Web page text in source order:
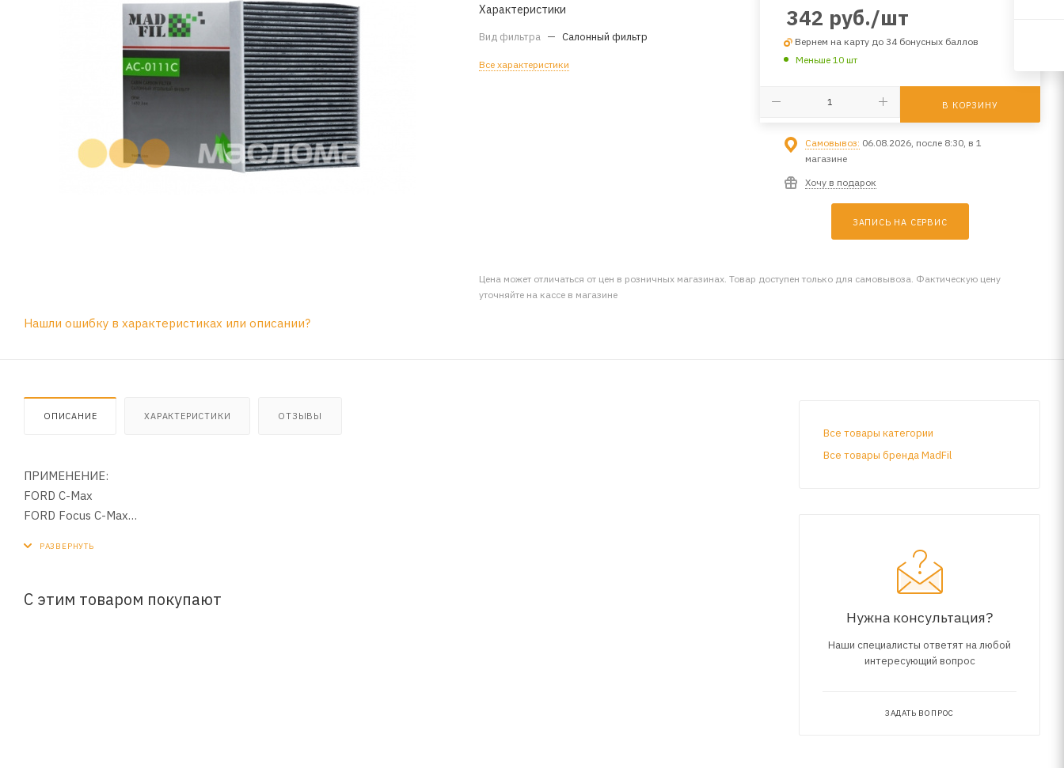
Характеристики
Вид фильтра — Салонный фильтр
Все характеристики
342 руб./шт
Вернем на карту до 34 бонусных баллов
Меньше 10 шт
В КОРЗИНУ
Самовывоз: 06.08.2026, после 8:30, в 1
магазине
Хочу в подарок
ЗАПИСЬ НА СЕРВИС
Цена может отличаться от цен в розничных магазинах. Товар доступен только для самовывоза. Фактическую цену
уточняйте на кассе в магазине
Нашли ошибку в характеристиках или описании?
ОПИСАНИЕ ХАРАКТЕРИСТИКИ ОТЗЫВЫ
ПРИМЕНЕНИЕ:
FORD C-Max
FORD Focus C-Max
FORD Mondeo IV
С этим товаром покупают
Все товары категории
Все товары бренда MadFil
Нужна консультация?
Наши специалисты ответят на любой
интересующий вопрос
ЗАДАТЬ ВОПРОС